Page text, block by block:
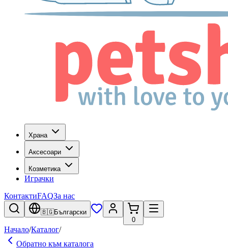
Храна
Аксесоари
Козметика
Играчки
КонтактиFAQЗа нас
🇧🇬Български
0
Начало/Каталог/
Обратно към каталога